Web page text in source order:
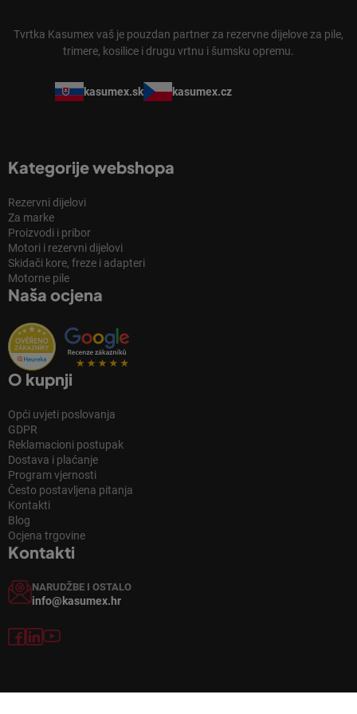
Tvrtka Kasumex vaš je pouzdan partner za rezervne dijelove za pile,
trimere, kosilice i drugu vrtnu i šumsku opremu.
kasumex.sk kasumex.cz
Kategorije webshopa
Rezervni dijelovi
Za marke
Proizvodi i pribor
Motori i rezervni dijelovi
Skidači kore, freze i adapteri
Motorne pile
Naša ocjena
O kupnji
Opći uvjeti poslovanja
GDPR
Reklamacioni postupak
Dostava i plaćanje
Program vjernosti
Često postavljena pitanja
Kontakti
Blog
Ocjena trgovine
Kontakti
NARUDŽBE I OSTALO
info@kasumex.hr